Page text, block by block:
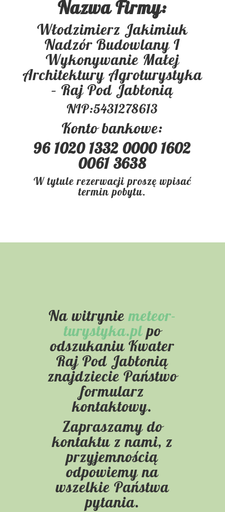
Nazwa Firmy:
Włodzimierz Jakimiuk
Nadzór Budowlany I
Wykonywanie Małej
Architektury Agroturystyka
– Raj Pod Jabłonią
NIP:5431278613
Konto bankowe:
96 1020 1332 0000 1602
0061 3638
W tytule rezerwacji proszę wpisać
termin pobytu.
Na witryniemeteor-
turystyka.plpo
odszukaniu Kwater
Raj Pod Jabłonią
znajdziecie Państwo
formularz
kontaktowy.
Zapraszamy do
kontaktu z nami, z
przyjemnością
odpowiemy na
wszelkie Państwa
pytania.